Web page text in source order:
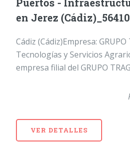
Puertos -
en Jerez (Cádiz)_56410
Cádiz (Cádiz)Empresa:
Tecnologías y Servicios
empresa filial del GRUPO
VER DETALLES